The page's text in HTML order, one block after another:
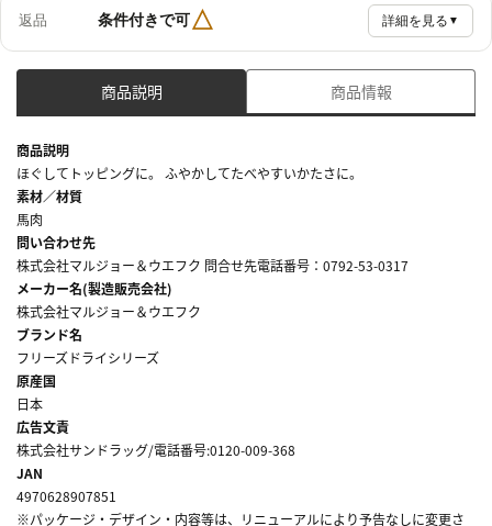
返品 条件付きで可△ 詳細を見る ▼
商品説明 商品情報
商品説明
ほぐしてトッピングに。 ふやかしてたべやすいかたさに。
素材／材質
馬肉
問い合わせ先
株式会社マルジョー＆ウエフク 問合せ先電話番号：0792-53-0317
メーカー名(製造販売会社)
株式会社マルジョー＆ウエフク
ブランド名
フリーズドライシリーズ
原産国
日本
広告文責
株式会社サンドラッグ/電話番号:0120-009-368
JAN
4970628907851
※パッケージ・デザイン・内容等は、リニューアルにより予告なしに変更さ